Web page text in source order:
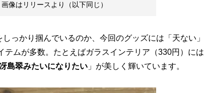
はリリースより（以下同じ）
っかり掴んでいるのか、今回のグッズには「天ない」
ムが多数。たとえばガラスインテリア（330円）には
島翠みたいになりたい 」が美しく輝いています。